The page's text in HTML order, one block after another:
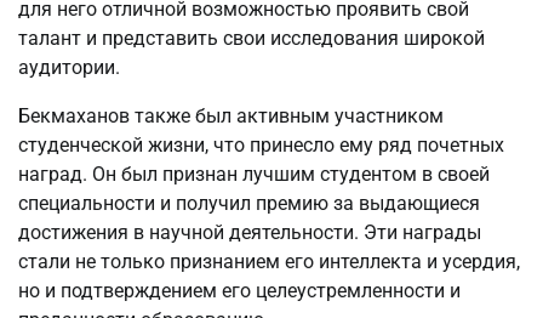
для него отличной возможностью проявить свой
талант и представить свои исследования широкой
аудитории.
Бекмаханов также был активным участником
студенческой жизни, что принесло ему ряд почетных
наград. Он был признан лучшим студентом в своей
специальности и получил премию за выдающиеся
достижения в научной деятельности. Эти награды
стали не только признанием его интеллекта и усердия,
но и подтверждением его целеустремленности и